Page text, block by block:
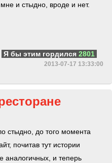
и стыдно, вроде и нет.
Я бы этим гордился 2801
2013-07-17 13:33:00
стыдно, до того момента
почитав тут истории
аналогичных, и теперь